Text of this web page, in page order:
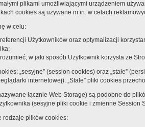
plikami umożliwiającymi urządzeniem
cookies są używane m.in. w celach
w celu:
Użytkowników oraz optymalizacji
w jaki sposób Użytkownik korzysta ze
„sesyjne” (session cookies) oraz „stałe”
internetowej). „Stałe” pliki cookies
łącznie Web Storage) są podobne do
(sesyjne pliki cookie i zmienne Session
rodzaje plików cookies: